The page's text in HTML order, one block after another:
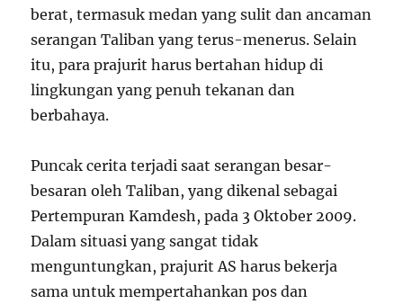
berat, termasuk medan yang sulit dan ancaman
serangan Taliban yang terus-menerus. Selain
itu, para prajurit harus bertahan hidup di
lingkungan yang penuh tekanan dan
berbahaya.
Puncak cerita terjadi saat serangan besar-
besaran oleh Taliban, yang dikenal sebagai
Pertempuran Kamdesh, pada 3 Oktober 2009.
Dalam situasi yang sangat tidak
menguntungkan, prajurit AS harus bekerja
sama untuk mempertahankan pos dan